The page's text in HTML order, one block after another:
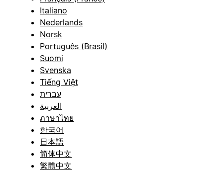
Italiano
Nederlands
Norsk
Português (Brasil)
Suomi
Svenska
Tiếng Việt
עברית
العربية
ภาษาไทย
한국어
日本語
简体中文
繁體中文